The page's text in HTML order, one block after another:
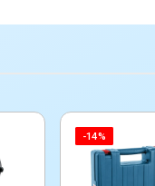
-14%